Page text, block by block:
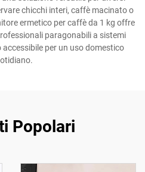
chicchi interi, caffè macinato o
ermetico per caffè da 1 kg offre
paragonabili a sistemi
per un uso domestico
Popolari